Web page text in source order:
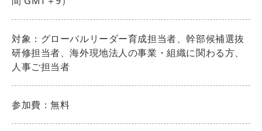
対象：グローバルリーダー育成担当者、幹部候補選抜
研修担当者、海外現地法人の事業・組織に関わる方、
人事ご担当者
参加費：無料